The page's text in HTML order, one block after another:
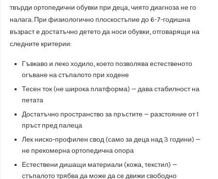
твърди ортопедични обувки при деца, чиято диагноза не го
налага. При физиологично плоскостъпие до 6-7-годишна
възраст е достатъчно детето да носи обувки, отговарящи на
следните критерии:
Гъвкаво и леко ходило, което позволява естественото
огъване на стъпалото при ходене
Тесен ток (не широка платформа) — дава стабилност на
петата
Достатъчно пространство за пръстите — разстояние от 1
пръст пред палеца
Лек ниско-профилен свод (само за деца над 3 години) —
не прекомерна ортопедична опора
Естествени дишащи материали (кожа, текстил) —
стъпалото трябва да може да се движи свободно